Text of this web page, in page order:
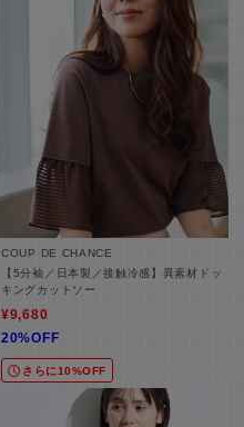
COUP DE CHANCE
【5分袖／日本製／接触冷感】異素材ドッ
キングカットソー
¥9,680
20%OFF
さらに10%OFF